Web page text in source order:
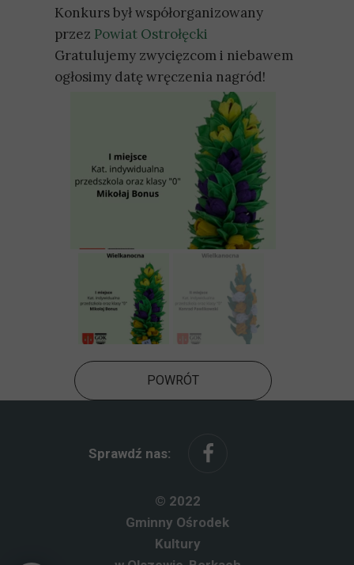
© 2022
Gminny Ośrodek
Kultury
Sprawdź nas:
Konkurs był współorganizowany
przez Powiat Ostrołęcki
Gratulujemy zwycięzcom i niebawem
ogłosimy datę wręczenia nagród!
POWRÓT